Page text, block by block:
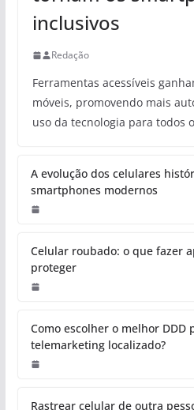
tornam os
Ferramentas acessíveis
móveis, promovendo mais
A evolução
localizado?